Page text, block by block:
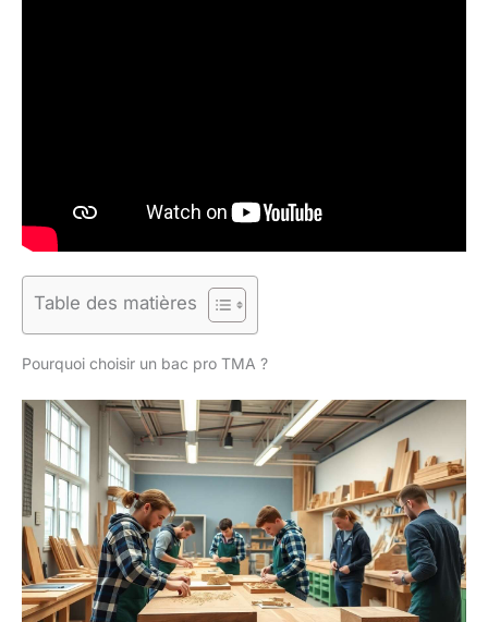
Table des matières
Pourquoi choisir un bac pro TMA ?